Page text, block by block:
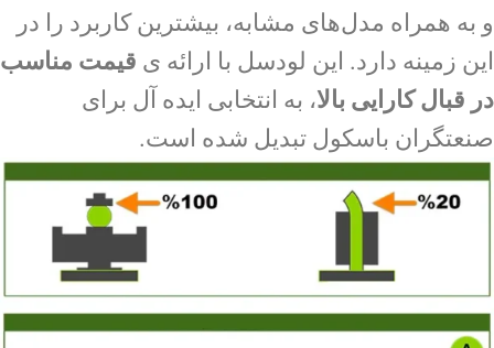
و به همراه مدل‌های مشابه، بیشترین کاربرد را در
این زمینه دارد. این لودسل با ارائه ی قیمت مناسب
در قبال کارایی بالا، به انتخابی ایده آل برای
صنعتگران باسکول تبدیل شده است.